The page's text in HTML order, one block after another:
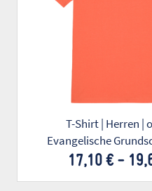
T-Shirt | Herren |
Evangelische
17,10 € -